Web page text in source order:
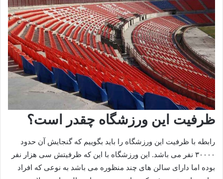
ظرفیت این ورزشگاه چقدر است؟
رابطه با ظرفیت این ورزشگاه را باید بگوییم که گنجایش آن حدود
۳۰۰۰۰ نفر می باشد. این ورزشگاه با این که ظرفیتش سی هزار نفر
بوده اما دارای سالن های چند منظوره می باشد به نوعی که افراد